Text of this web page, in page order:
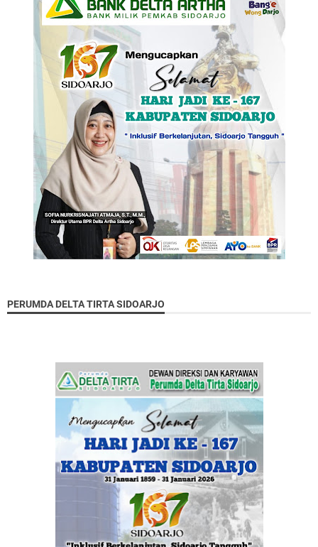
PERUMDA DELTA TIRTA SIDOARJO